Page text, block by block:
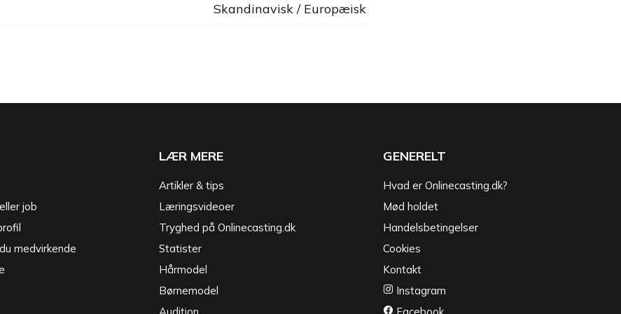
Skandinavisk / Europæisk
job
medvirkende
LÆR MERE
Artikler & tips
Læringsvideoer
Tryghed på Onlinecasting.dk
Statister
Hårmodel
Børnemodel
Audition
GENERELT
Hvad er Onlinecasting.dk?
Mød holdet
Handelsbetingelser
Cookies
Kontakt
Instagram
Facebook